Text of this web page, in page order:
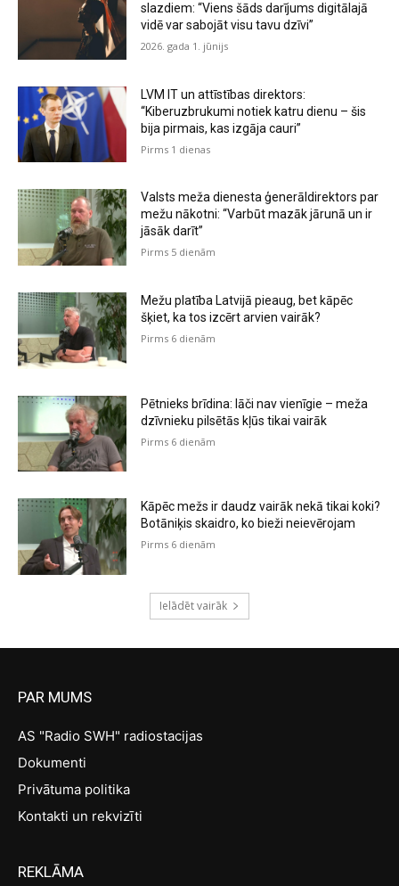
slazdiem: “Viens šāds darījums digitālajā
vidē var sabojāt visu tavu dzīvi”
2026. gada 1. jūnijs
LVM IT un attīstības direktors:
“Kiberuzbrukumi notiek katru dienu – šis
bija pirmais, kas izgāja cauri”
Pirms 1 dienas
Valsts meža dienesta ģenerāldirektors par
mežu nākotni: “Varbūt mazāk jārunā un ir
jāsāk darīt”
Pirms 5 dienām
Mežu platība Latvijā pieaug, bet kāpēc
šķiet, ka tos izcērt arvien vairāk?
Pirms 6 dienām
Pētnieks brīdina: lāči nav vienīgie – meža
dzīvnieku pilsētās kļūs tikai vairāk
Pirms 6 dienām
Kāpēc mežs ir daudz vairāk nekā tikai koki?
Botāniķis skaidro, ko bieži neievērojam
Pirms 6 dienām
Ielādēt vairāk
PAR MUMS
AS "Radio SWH" radiostacijas
Dokumenti
Privātuma politika
Kontakti un rekvizīti
REKLĀMA